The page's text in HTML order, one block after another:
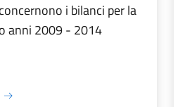
i bilanci per la
anni 2009 - 2014